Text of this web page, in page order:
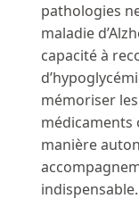
pathologies
maladie
capacité à
mémoriser
médicaments
manière
indispensable.